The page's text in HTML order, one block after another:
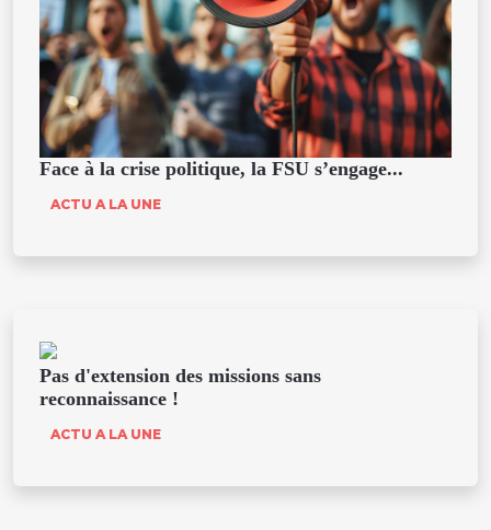
Face à la crise politique, la FSU s’engage...
ACTU A LA UNE
Pas d'extension des missions sans
reconnaissance !
ACTU A LA UNE